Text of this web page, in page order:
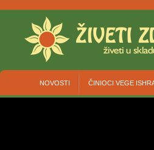
NOVOSTI ČINIOCI VEGE